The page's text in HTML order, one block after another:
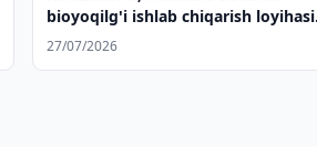
bioyoqilg'i ishlab chiqarish loyihasi
amalga oshirilmoqda
27/07/2026